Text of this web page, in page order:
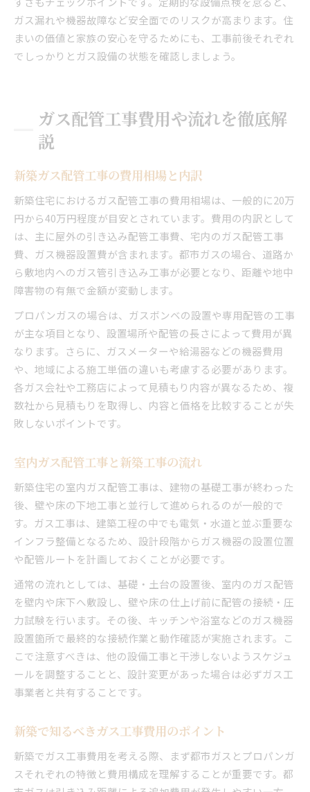
ガス漏れや機器故障など安全面でのリスクが高まります。住
まいの価値と家族の安心を守るためにも、工事前後それぞれ
でしっかりとガス設備の状態を確認しましょう。
ガス配管工事費用や流れを徹底解
説
新築ガス配管工事の費用相場と内訳
新築住宅におけるガス配管工事の費用相場は、一般的に20万
円から40万円程度が目安とされています。費用の内訳として
は、主に屋外の引き込み配管工事費、宅内のガス配管工事
費、ガス機器設置費が含まれます。都市ガスの場合、道路か
ら敷地内へのガス管引き込み工事が必要となり、距離や地中
障害物の有無で金額が変動します。
プロパンガスの場合は、ガスボンベの設置や専用配管の工事
が主な項目となり、設置場所や配管の長さによって費用が異
なります。さらに、ガスメーターや給湯器などの機器費用
や、地域による施工単価の違いも考慮する必要があります。
各ガス会社や工務店によって見積もり内容が異なるため、複
数社から見積もりを取得し、内容と価格を比較することが失
敗しないポイントです。
室内ガス配管工事と新築工事の流れ
新築住宅の室内ガス配管工事は、建物の基礎工事が終わった
後、壁や床の下地工事と並行して進められるのが一般的で
す。ガス工事は、建築工程の中でも電気・水道と並ぶ重要な
インフラ整備となるため、設計段階からガス機器の設置位置
や配管ルートを計画しておくことが必要です。
通常の流れとしては、基礎・土台の設置後、室内のガス配管
を壁内や床下へ敷設し、壁や床の仕上げ前に配管の接続・圧
力試験を行います。その後、キッチンや浴室などのガス機器
設置箇所で最終的な接続作業と動作確認が実施されます。こ
こで注意すべきは、他の設備工事と干渉しないようスケジュ
ールを調整することと、設計変更があった場合は必ずガス工
事業者と共有することです。
新築で知るべきガス工事費用のポイント
新築でガス工事費用を考える際、まず都市ガスとプロパンガ
スそれぞれの特徴と費用構成を理解することが重要です。都